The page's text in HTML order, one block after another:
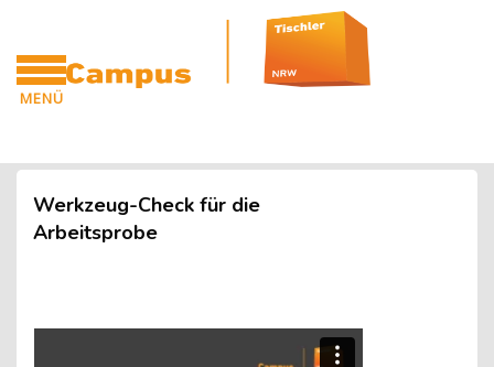
MENÜ
Zum Hauptinhalt
Blöcke
Blöcke
Werkzeug-Check für die
Arbeitsprobe